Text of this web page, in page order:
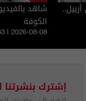
شاهد
الكوفة
| 2026-08-08
إشترك بنشرتنا